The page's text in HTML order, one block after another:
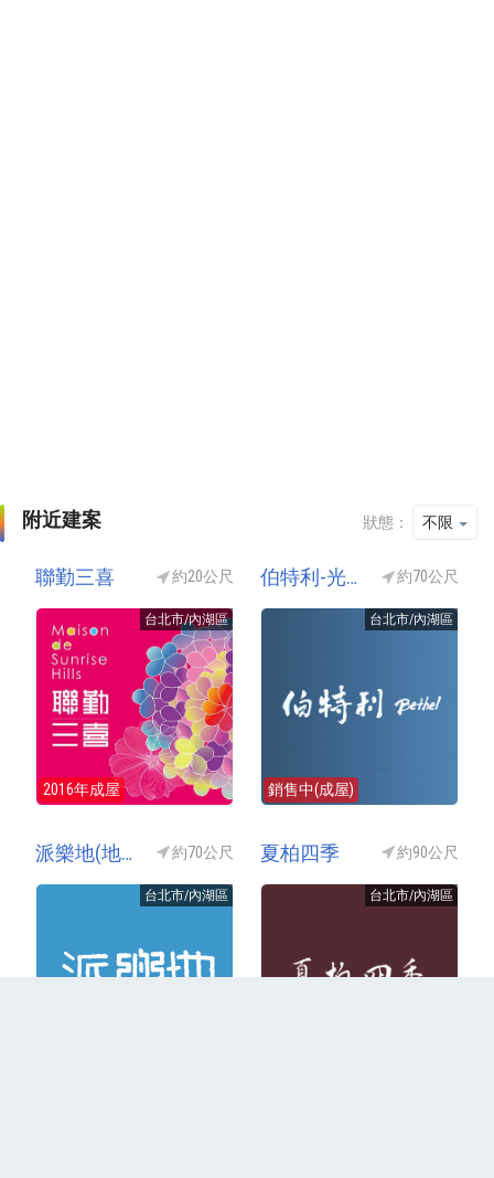
附近建案 狀態： 不限
聯勤三喜 約20公尺
台北市/內湖區
2016年成屋
伯特利-光之寓所(伯特利光之寓所) 約70公尺
台北市/內湖區
銷售中(成屋)
派樂地(地上權產品) 約70公尺
台北市/內湖區
夏柏四季 約90公尺
台北市/內湖區